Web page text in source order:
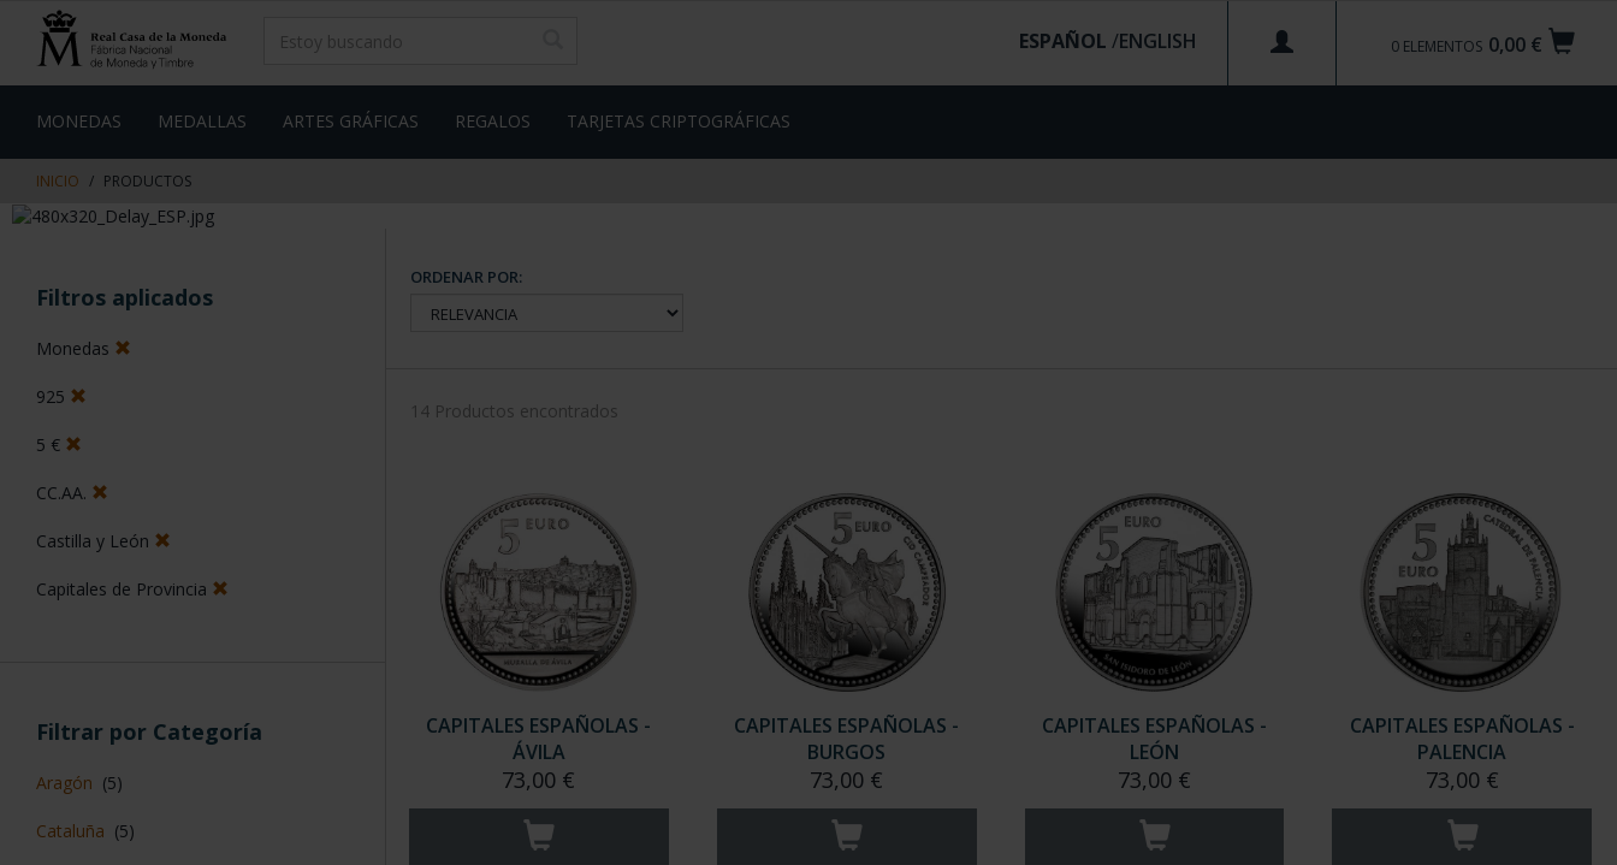
contenido
de
0,00 €
0 ELEMENTOS
ESPAÑOL /
MONEDAS MEDALLAS ARTES GRÁFICAS REGALOS TARJETAS CRIPTOGRÁFICAS
INICIO PRODUCTOS
Filtros aplicados
Monedas
925
5 €
CC.AA.
Castilla y León
Capitales de Provincia
Filtrar por Categoría
Aragón (5)
Cataluña (5)
ORDENAR POR:
14 Productos encontrados
CAPITALES ESPAÑOLAS -
ÁVILA
73,00 €
CAPITALES ESPAÑOLAS -
BURGOS
73,00 €
CAPITALES ESPAÑOLAS -
LEÓN
73,00 €
CAPITALES ESPAÑOLAS -
PALENCIA
73,00 €